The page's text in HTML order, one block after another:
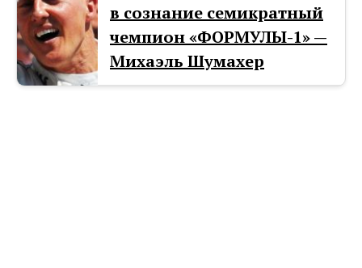
в сознание семикратный
чемпион «ФОРМУЛЫ-1» —
Михаэль Шумахер